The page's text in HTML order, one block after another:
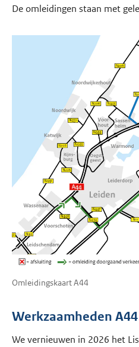
De omleidingen staan met
Omleidingskaart A44
Werkzaamheden A44
We vernieuwen in 2026 het